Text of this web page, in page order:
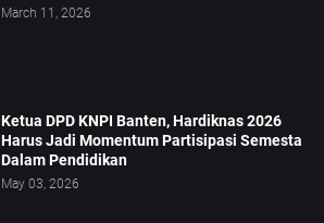
March 11, 2026
Ketua DPD KNPI Banten, Hardiknas 2026
Harus Jadi Momentum Partisipasi Semesta
Dalam Pendidikan
May 03, 2026